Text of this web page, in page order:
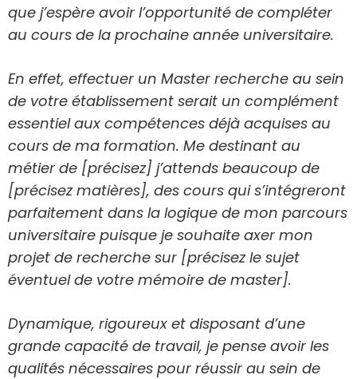
que j’espère avoir l’opportunité de compléter
au cours de la prochaine année universitaire.
En effet, effectuer un Master recherche au sein
de votre établissement serait un complément
essentiel aux compétences déjà acquises au
cours de ma formation. Me destinant au
métier de [précisez] j’attends beaucoup de
[précisez matières], des cours qui s’intégreront
parfaitement dans la logique de mon parcours
universitaire puisque je souhaite axer mon
projet de recherche sur [précisez le sujet
éventuel de votre mémoire de master].
Dynamique, rigoureux et disposant d’une
grande capacité de travail, je pense avoir les
qualités nécessaires pour réussir au sein de